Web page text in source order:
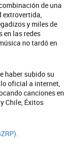
de una
extrovertida,
y miles de
en las redes
no tardó en
haber subido su
oficial a internet,
canciones en
Chile, Éxitos